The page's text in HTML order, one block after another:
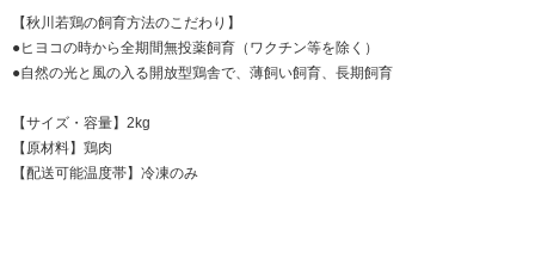
【秋川若鶏の飼育方法のこだわり】
●ヒヨコの時から全期間無投薬飼育（ワクチン等を除く）
●自然の光と風の入る開放型鶏舎で、薄飼い飼育、長期飼育
【サイズ・容量】2kg
【原材料】鶏肉
【配送可能温度帯】冷凍のみ